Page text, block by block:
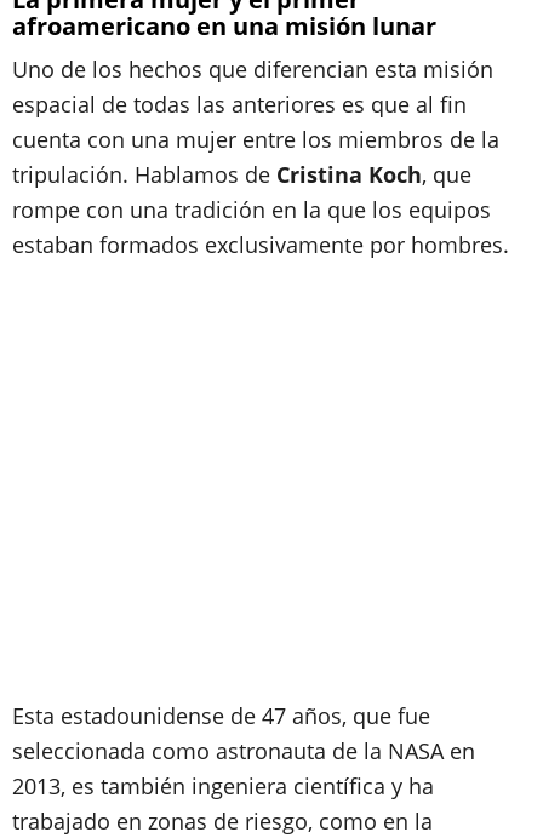
afroamericano en una misión lunar
Uno de los hechos que diferencian esta misión
espacial de todas las anteriores es que al fin
cuenta con una mujer entre los miembros de la
tripulación. Hablamos de Cristina Koch, que
rompe con una tradición en la que los equipos
estaban formados exclusivamente por hombres.
Esta estadounidense de 47 años, que fue
seleccionada como astronauta de la NASA en
2013, es también ingeniera científica y ha
trabajado en zonas de riesgo, como en la